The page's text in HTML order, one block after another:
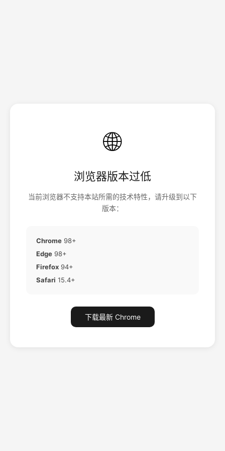
🌐
浏览器版本过低
当前浏览器不支持本站所需的技术特性，请升级到以下
版本：
Chrome 98+
Edge 98+
Firefox 94+
Safari 15.4+
下载最新 Chrome